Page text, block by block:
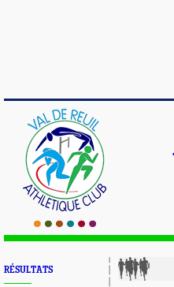
RÉSULTATS